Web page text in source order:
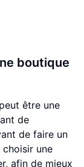
boutique
être une
de
de faire un
une
afin de mieux